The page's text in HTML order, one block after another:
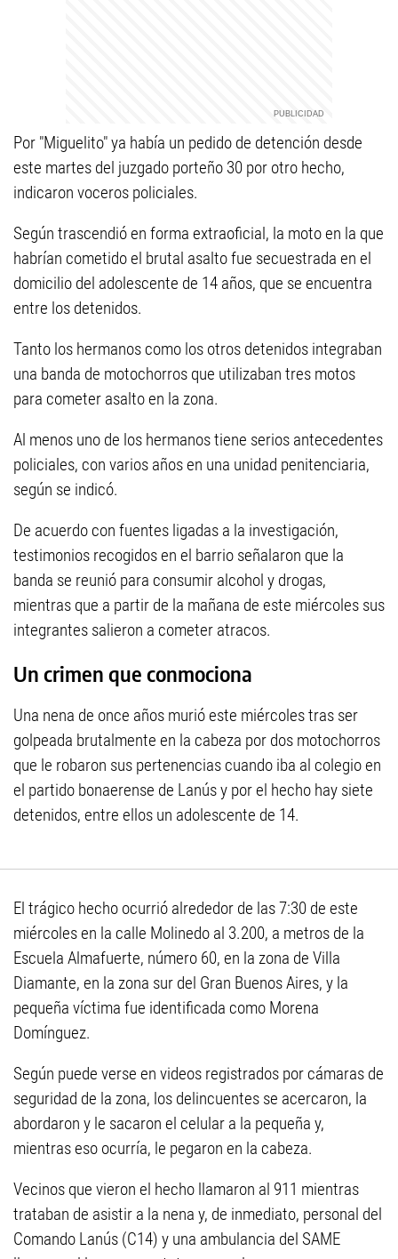
Por "Miguelito" ya había un pedido de detención desde
este martes del juzgado porteño 30 por otro hecho,
indicaron voceros policiales.
Según trascendió en forma extraoficial, la moto en la que
habrían cometido el brutal asalto fue secuestrada en el
domicilio del adolescente de 14 años, que se encuentra
entre los detenidos.
Tanto los hermanos como los otros detenidos integraban
una banda de motochorros que utilizaban tres motos
para cometer asalto en la zona.
Al menos uno de los hermanos tiene serios antecedentes
policiales, con varios años en una unidad penitenciaria,
según se indicó.
De acuerdo con fuentes ligadas a la investigación,
testimonios recogidos en el barrio señalaron que la
banda se reunió para consumir alcohol y drogas,
mientras que a partir de la mañana de este miércoles sus
integrantes salieron a cometer atracos.
Un crimen que conmociona
Una nena de once años murió este miércoles tras ser
golpeada brutalmente en la cabeza por dos motochorros
que le robaron sus pertenencias cuando iba al colegio en
el partido bonaerense de Lanús y por el hecho hay siete
detenidos, entre ellos un adolescente de 14.
El trágico hecho ocurrió alrededor de las 7:30 de este
miércoles en la calle Molinedo al 3.200, a metros de la
Escuela Almafuerte, número 60, en la zona de Villa
Diamante, en la zona sur del Gran Buenos Aires, y la
pequeña víctima fue identificada como Morena
Domínguez.
Según puede verse en videos registrados por cámaras de
seguridad de la zona, los delincuentes se acercaron, la
abordaron y le sacaron el celular a la pequeña y,
mientras eso ocurría, le pegaron en la cabeza.
Vecinos que vieron el hecho llamaron al 911 mientras
trataban de asistir a la nena y, de inmediato, personal del
Comando Lanús (C14) y una ambulancia del SAME